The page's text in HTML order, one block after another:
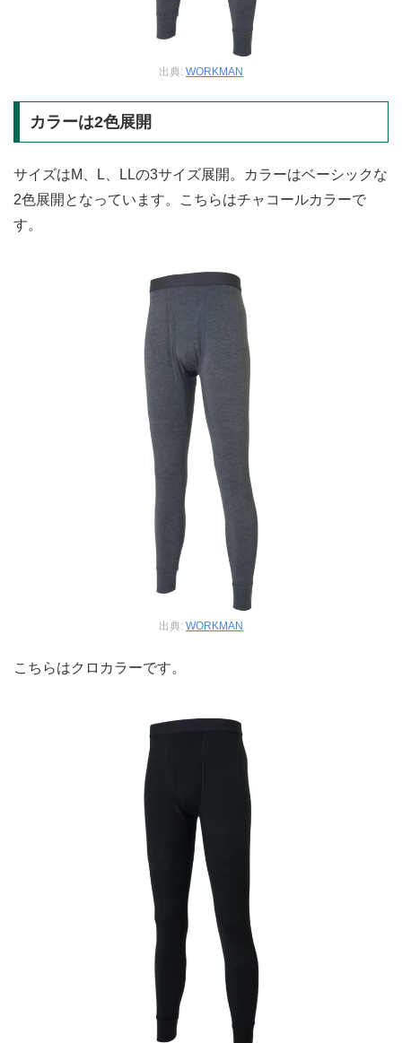
出典: WORKMAN
カラーは2色展開
サイズはM、L、LLの3サイズ展開。カラーはベーシックな
2色展開となっています。こちらはチャコールカラーで
す。
出典: WORKMAN
こちらはクロカラーです。